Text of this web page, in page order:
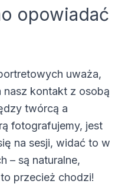
opowiadać
uważa,
nasz kontakt z osobą
twórcą a
fotografujemy, jest
na sesji, widać to w
– są naturalne,
przecież chodzi!